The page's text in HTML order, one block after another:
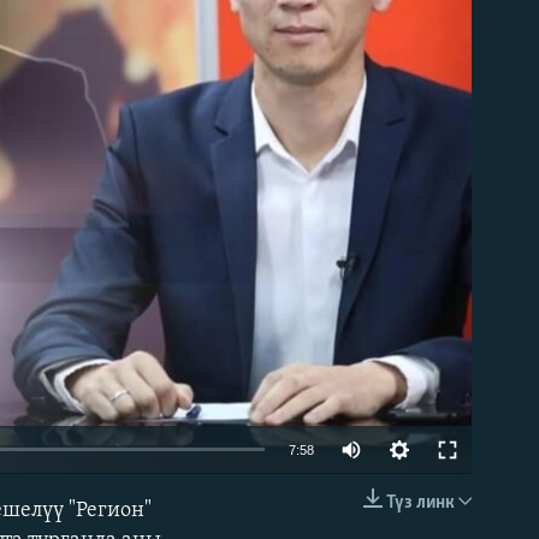
EMBED
7:58 Auto
240p
Түз линк
"Регион"